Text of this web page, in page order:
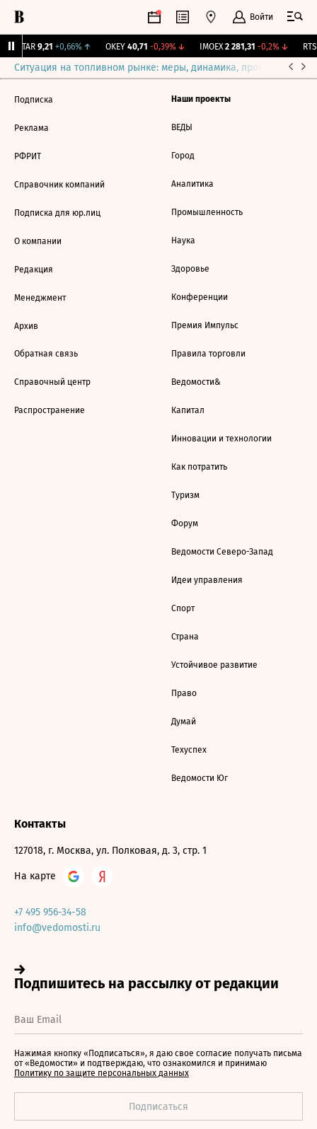
Войти
UTAR 9,21 +0,66%↑ OKEY 40,71 -0,39%↓ IMOEX 2 281,31 -0,2%↓ RTSI
Ситуация на топливном рынке: меры, динамика, прогнозы
Подписка
Реклама
РФРИТ
Справочник компаний
Подписка для юр.лиц
О компании
Редакция
Менеджмент
Архив
Обратная связь
Справочный центр
Распространение
Наши проекты
ВЕДЫ
Город
Аналитика
Промышленность
Наука
Здоровье
Конференции
Премия Импульс
Правила торговли
Ведомости&
Капитал
Инновации и технологии
Как потратить
Туризм
Форум
Ведомости Северо-Запад
Идеи управления
Спорт
Страна
Устойчивое развитие
Право
Думай
Техуспех
Ведомости Юг
Контакты
127018, г. Москва, ул. Полковая, д. 3, стр. 1
На карте
+7 495 956-34-58
info@vedomosti.ru
Нажимая кнопку «Подписаться», я даю свое согласие получать письма
от «Ведомости» и подтверждаю, что ознакомился и принимаю
Политику по защите персональных данных